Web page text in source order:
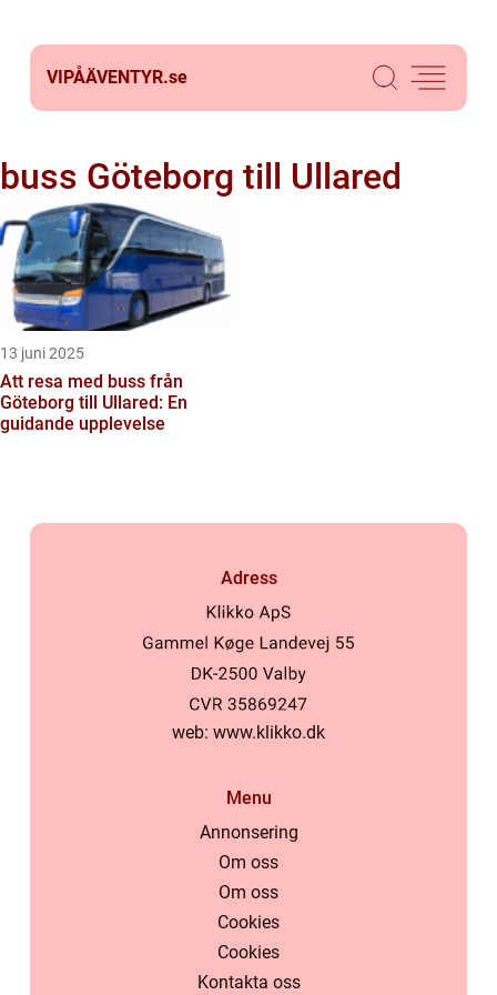
VIPÅÄVENTYR.se
buss Göteborg till Ullared
13 juni 2025
Att resa med buss från
Göteborg till Ullared: En
guidande upplevelse
Adress
web: www.klikko.dk
Menu
Annonsering
Om oss
Om oss
Cookies
Cookies
Kontakta oss